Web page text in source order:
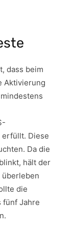
dass beim
Aktivierung
erfüllt. Diese
Da die
hält der
überleben
die
fünf Jahre